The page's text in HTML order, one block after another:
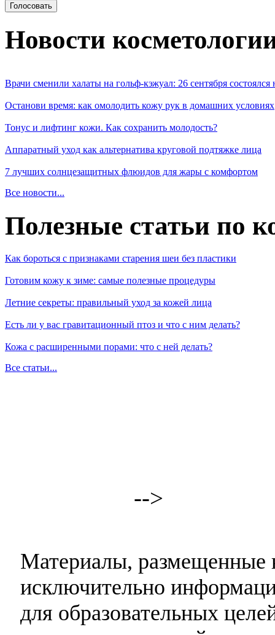
Новости
Врачи сменили халаты на гольф-кэжуал: 26 сентября
Останови время: как омолодить кожу рук в домашних условиях
Тонус и лифтинг кожи. Как сохранить молодость?
Аппаратный уход как альтернатива круговой подтяжке лица
7 лучших солнцезащитных флюидов для жары с комфортом
Все новости...
Полезные статьи по
Как бороться с признаками старения шеи без пластики
Готовим кожу к зиме: самые полезные процедуры
Летние секреты: правильный уход за кожей лица
Есть ли у вас гравитационный птоз и что с ним делать?
Кожа с расширенными порами: что с ней делать?
Все статьи...
-->
Материалы, размещенные
исключительно
для образовательных